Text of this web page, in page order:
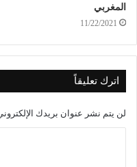
المغربي
11/22/2021
اترك تعليقاً
لن يتم نشر عنوان بريدك